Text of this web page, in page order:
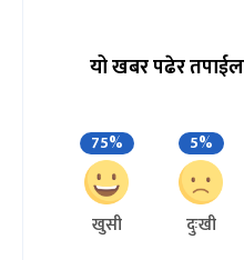
यो खबर पढेर
75%
खुसी
5%
दुःखी